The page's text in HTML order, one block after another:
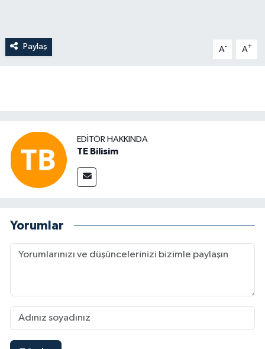
Paylaş A- A+
EDITÖR HAKKINDA
TE Bilisim
Yorumlar